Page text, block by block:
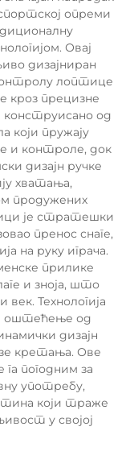
опреми
Овај
дизајниран
лоптице
кроз прецизне
конструисано од
који пружају
и контроле, док
дизајн ручке
хватања,
продужених
је стратешки
пренос снаге,
на руку играча.
прилике
и зноја, што
Технологија
оштећење од
дизајн
кретања. Ове
погодним за
употребу,
који траже
у својој